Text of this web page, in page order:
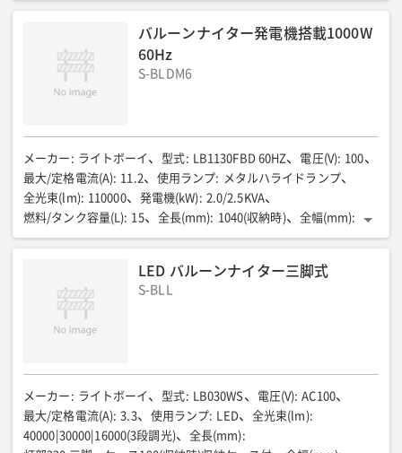
バルーンナイター発電機搭載1000W
60Hz
S-BLDM6
メーカー : ライトボーイ 型式: LB1130FBD 60HZ 電圧(V): 100
最大/定格電流(A): 11.2 使用ランプ:
メタルハライドランプ
全光束(lm): 110000 発電機(kW): 2.0/2.5KVA
燃料/タンク容量(L): 15 全長(mm): 1040(収納時) 全幅(mm):
800
全高(mm): 1740 最大照明高(mm): 4460 質量(kg): 254
LED バルーンナイター三脚式
S-BLL
メーカー : ライトボーイ 型式: LB030WS 電圧(V): AC100
最大/定格電流(A): 3.3 使用ランプ: LED 全光束(lm):
40000|30000|16000(3段調光)
全長(mm):